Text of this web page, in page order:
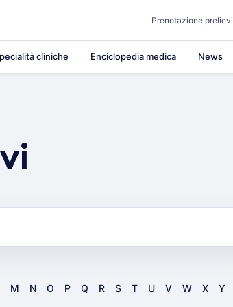
Prenotazione prelievi
cliniche Enciclopedia medica News
M N O P Q R S T U V W X Y